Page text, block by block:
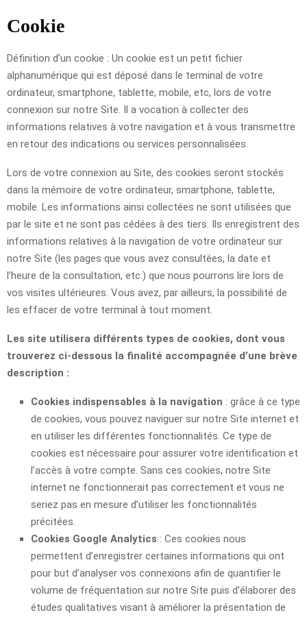
Cookie
Définition d’un cookie : Un cookie est un petit fichier
alphanumérique qui est déposé dans le terminal de votre
ordinateur, smartphone, tablette, mobile, etc, lors de votre
connexion sur notre Site. Il a vocation à collecter des
informations relatives à votre navigation et à vous transmettre
en retour des indications ou services personnalisées.
Lors de votre connexion au Site, des cookies seront stockés
dans la mémoire de votre ordinateur, smartphone, tablette,
mobile. Les informations ainsi collectées ne sont utilisées que
par le site et ne sont pas cédées à des tiers. Ils enregistrent des
informations relatives à la navigation de votre ordinateur sur
notre Site (les pages que vous avez consultées, la date et
l’heure de la consultation, etc.) que nous pourrons lire lors de
vos visites ultérieures. Vous avez, par ailleurs, la possibilité de
les effacer de votre terminal à tout moment.
Les site utilisera différents types de cookies, dont vous
trouverez ci-dessous la finalité accompagnée d’une brève
description :
Cookies indispensables à la navigation : grâce à ce type
de cookies, vous pouvez naviguer sur notre Site internet et
en utiliser les différentes fonctionnalités. Ce type de
cookies est nécessaire pour assurer votre identification et
l’accès à votre compte. Sans ces cookies, notre Site
internet ne fonctionnerait pas correctement et vous ne
seriez pas en mesure d’utiliser les fonctionnalités
précitées.
Cookies Google Analytics : Ces cookies nous
permettent d’enregistrer certaines informations qui ont
pour but d’analyser vos connexions afin de quantifier le
volume de fréquentation sur notre Site puis d’élaborer des
études qualitatives visant à améliorer la présentation de